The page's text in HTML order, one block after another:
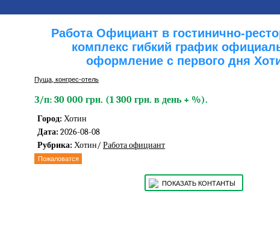
Работа Официант в гостинично-
комплекс гибкий график
оформление с первого дня
Пуща, конгреc-отель
З/п: 30 000 грн. (1 300 грн. в день + %).
Город: Хотин
Дата: 2026-08-08
Рубрика: Хотин/ Работа официант
Пожаловатся
ПОКАЗАТЬ КОНТАНТЫ